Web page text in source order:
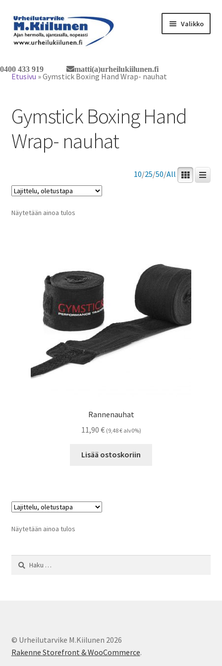
0400 433 919 matti(a)urheilukiilunen.fi
Siirry
navigointiin
Siirry
sisältöön
Valikko
Yhteystiedot
Etusivu »Gymstick Boxing Hand Wrap- nauhat
Gymstick Boxing Hand
Wrap- nauhat
10/25/50/All
Näytetään ainoa tulos
Rannenauhat
11,90 € (9,48€alv0%)
Lisää ostoskoriin
Näytetään ainoa tulos
Haku:
© Urheilutarvike M.Kiilunen 2026
Rakenne Storefront & WooCommerce.